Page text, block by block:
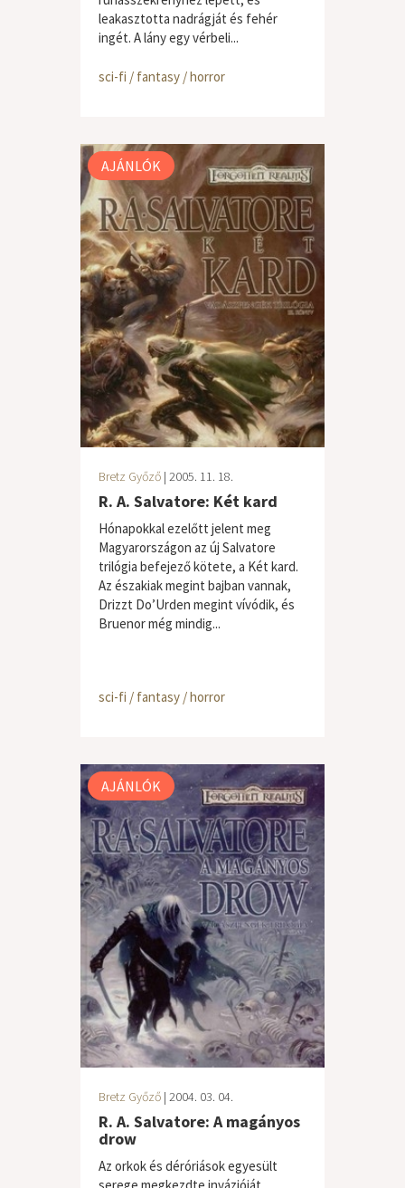
leakasztotta nadrágját és fehér
ingét. A lány egy vérbeli...
sci-fi / fantasy / horror
AJÁNLÓK
Bretz Győző | 2005. 11. 18.
R. A. Salvatore: Két kard
Hónapokkal ezelőtt jelent meg
Magyarországon az új Salvatore
trilógia befejező kötete, a Két kard.
Az északiak megint bajban vannak,
Drizzt Do’Urden megint vívódik, és
Bruenor még mindig...
sci-fi / fantasy / horror
AJÁNLÓK
Bretz Győző | 2004. 03. 04.
R. A. Salvatore: A magányos
drow
Az orkok és déróriások egyesült